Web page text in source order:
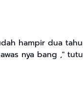
hampir dua
nya bang ,"